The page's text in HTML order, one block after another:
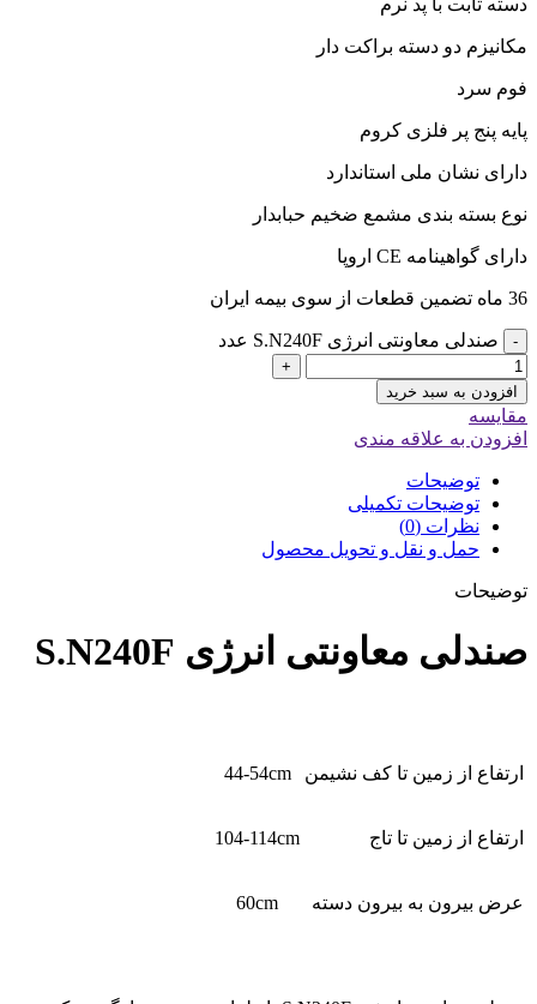
دسته ثابت با پد نرم
مکانیزم دو دسته براکت دار
فوم سرد
پایه پنج پر فلزی کروم
دارای نشان ملی استاندارد
نوع بسته بندی مشمع ضخیم حبابدار
دارای گواهینامه CE اروپا
36 ماه تضمین قطعات از سوی بیمه ایران
- صندلی معاونتی انرژی S.N240F عدد
+
افزودن به سبد خرید
مقایسه
افزودن به علاقه مندی
توضیحات
توضیحات تکمیلی
نظرات (0)
حمل و نقل و تحویل محصول
توضیحات
صندلی معاونتی انرژی S.N240F
ارتفاع از زمین تا کف نشیمن 44-54cm
ارتفاع از زمین تا تاج 104-114cm
عرض بیرون به بیرون دسته 60cm